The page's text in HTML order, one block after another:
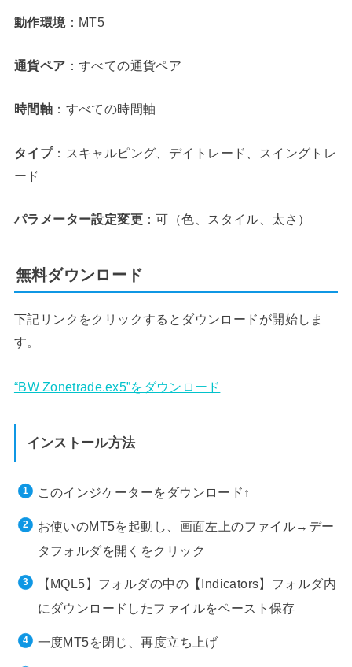
動作環境 ：MT5
通貨ペア ：すべての通貨ペア
時間軸 ：すべての時間軸
タイプ：スキャルピング、デイトレード、スイングトレ
ード
パラメーター設定変更 ：可（色、スタイル、太さ）
無料ダウンロード
下記リンクをクリックするとダウンロードが開始しま
す。
“BW Zonetrade.ex5”をダウンロード
インストール方法
このインジケーターをダウンロード↑
お使いのMT5を起動し、画面左上のファイル→デー
タフォルダを開くをクリック
【MQL5】フォルダの中の【Indicators】フォルダ内
にダウンロードしたファイルをペースト保存
一度MT5を閉じ、再度立ち上げ